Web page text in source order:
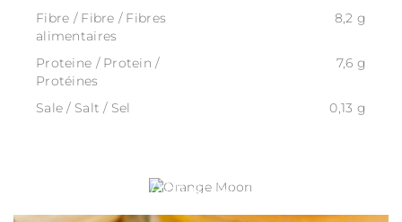
Fibre / Fibre / Fibres
alimentaires
8,2 g
Proteine / Protein /
Protéines
7,6 g
Sale / Salt / Sel 0,13 g
ORANGE MOON